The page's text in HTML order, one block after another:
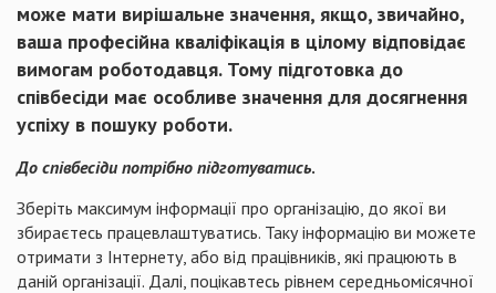
може мати вирішальне значення, якщо, звичайно,
ваша професійна кваліфікація в цілому відповідає
вимогам роботодавця. Тому підготовка до
співбесіди має особливе значення для досягнення
успіху в пошуку роботи.
До співбесіди потрібно підготуватись.
Зберіть максимум інформації про організацію, до якої ви
збираєтесь працевлаштуватись. Таку інформацію ви можете
отримати з Інтернету, або від працівників, які працюють в
даній організації. Далі, поцікавтесь рівнем середньомісячної